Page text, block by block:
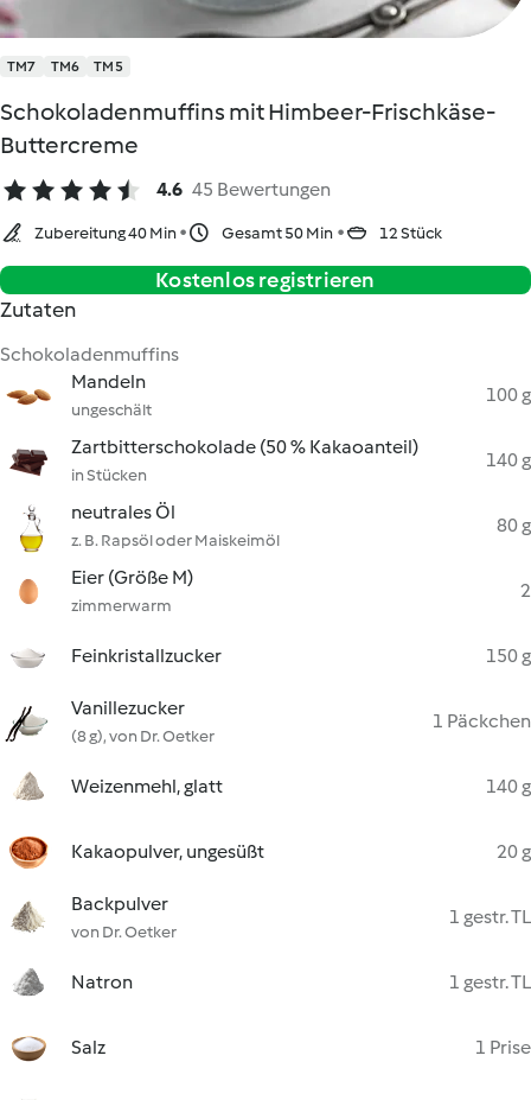
TM7 TM6 TM5
Schokoladenmuffins mit Himbeer-Frischkäse-
Buttercreme
4.6 45 Bewertungen
Zubereitung 40 Min Gesamt 50 Min 12 Stück
Kostenlos registrieren
Zutaten
Schokoladenmuffins
Mandeln
ungeschält
100 g
Zartbitterschokolade (50 % Kakaoanteil)
in Stücken
140 g
neutrales Öl
z. B. Rapsöl oder Maiskeimöl
80 g
Eier (Größe M)
zimmerwarm
2
Feinkristallzucker 150 g
Vanillezucker
(8 g), von Dr. Oetker
1 Päckchen
Weizenmehl, glatt 140 g
Kakaopulver, ungesüßt 20 g
Backpulver
von Dr. Oetker
1 gestr. TL
Natron 1 gestr. TL
Salz 1 Prise